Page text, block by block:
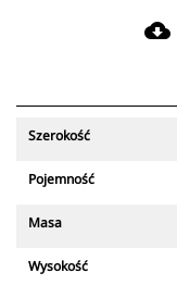
cloud_download
Szerokość
Pojemność
Masa
Wysokość